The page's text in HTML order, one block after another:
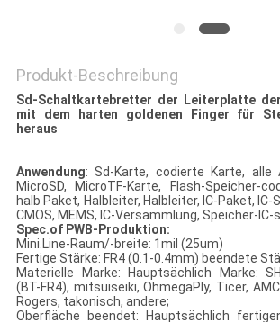
Produkt-Beschreibung
Sd-Schaltkartebretter der Leiterplatte
mit dem harten goldenen Finger für
heraus
Anwendung: Sd-Karte, codierte Karte, alle
MicroSD, MicroTF-Karte, Flash-Speicher-
halb Paket, Halbleiter, Halbleiter, IC-Paket, IC-
CMOS, MEMS, IC-Versammlung, Speicher-
Spec.of PWB-Produktion:
Mini.Line-Raum/-breite: 1mil (25um)
Fertige Stärke: FR4 (0.1-0.4mm) beendete
Materielle Marke: Hauptsächlich Marke:
(BT-FR4), mitsuiseiki, OhmegaPly, Ticer,
Rogers, takonisch, andere;
Oberfläche beendet: Hauptsächlich